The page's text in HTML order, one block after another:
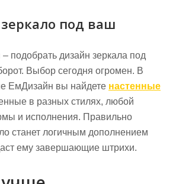
под ваш
подобрать дизайн зеркала под
Выбор сегодня огромен. В
ЕмДизайн вы найдете настенные
в разных стилях, любой
и исполнения. Правильно
станет логичным дополнением
ему завершающие штрихи.